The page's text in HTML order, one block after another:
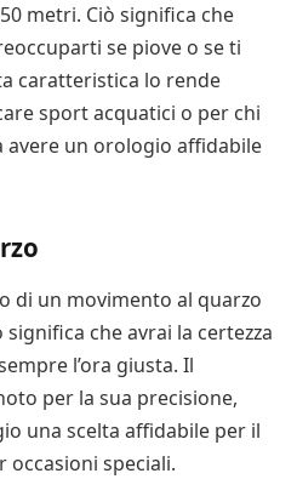
metri. Ciò significa che
se piove o se ti
caratteristica lo rende
sport acquatici o per chi
avere un orologio affidabile
di un movimento al quarzo
che avrai la certezza
l’ora giusta. Il
per la sua precisione,
una scelta affidabile per il
speciali.